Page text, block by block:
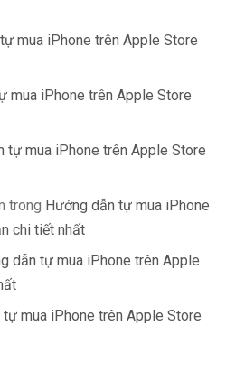
mua iPhone trên Apple Store
mua iPhone trên Apple Store
tự mua iPhone trên Apple Store
trong Hướng dẫn tự mua iPhone
chi tiết nhất
dẫn tự mua iPhone trên Apple
mua iPhone trên Apple Store